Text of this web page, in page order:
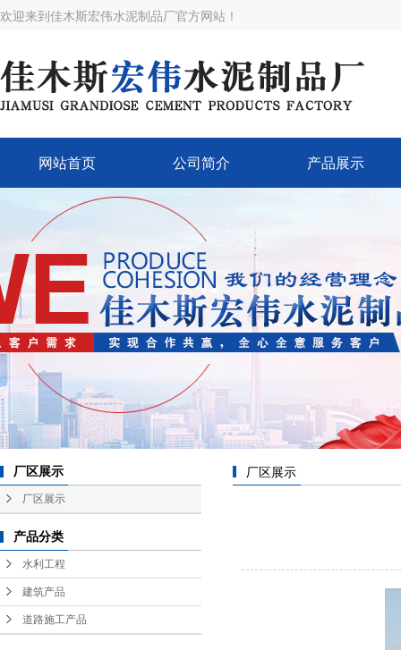
欢迎来到佳木斯宏伟水泥制品厂官方网站！
网站首页 公司简介 产品展示
厂区展示
厂区展示
产品分类
水利工程
建筑产品
道路施工产品
厂区展示